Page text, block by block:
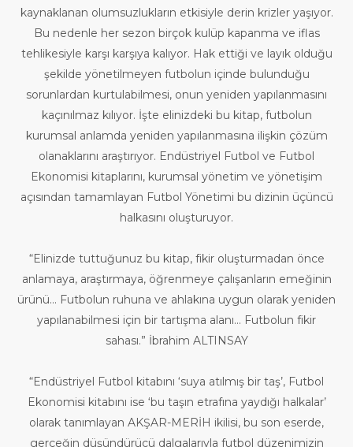
kaynaklanan olumsuzlukların etkisiyle derin krizler yaşıyor.
Bu nedenle her sezon birçok kulüp kapanma ve iflas
tehlikesiyle karşı karşıya kalıyor. Hak ettiği ve layık olduğu
şekilde yönetilmeyen futbolun içinde bulunduğu
sorunlardan kurtulabilmesi, onun yeniden yapılanmasını
kaçınılmaz kılıyor. İşte elinizdeki bu kitap, futbolun
kurumsal anlamda yeniden yapılanmasına ilişkin çözüm
olanaklarını araştırıyor. Endüstriyel Futbol ve Futbol
Ekonomisi kitaplarını, kurumsal yönetim ve yönetişim
açısından tamamlayan Futbol Yönetimi bu dizinin üçüncü
halkasını oluşturuyor.
“Elinizde tuttuğunuz bu kitap, fikir oluşturmadan önce
anlamaya, araştırmaya, öğrenmeye çalışanların emeğinin
ürünü... Futbolun ruhuna ve ahlakına uygun olarak yeniden
yapılanabilmesi için bir tartışma alanı... Futbolun fikir
sahası.” İbrahim ALTINSAY
“Endüstriyel Futbol kitabını ‘suya atılmış bir taş’, Futbol
Ekonomisi kitabını ise ‘bu taşın etrafına yaydığı halkalar’
olarak tanımlayan AKŞAR-MERİH ikilisi, bu son eserde,
gerçeğin düşündürücü dalgalarıyla futbol düzenimizin